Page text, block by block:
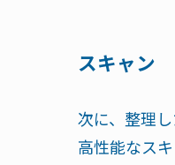
スキャン
次に、整理
高性能なス